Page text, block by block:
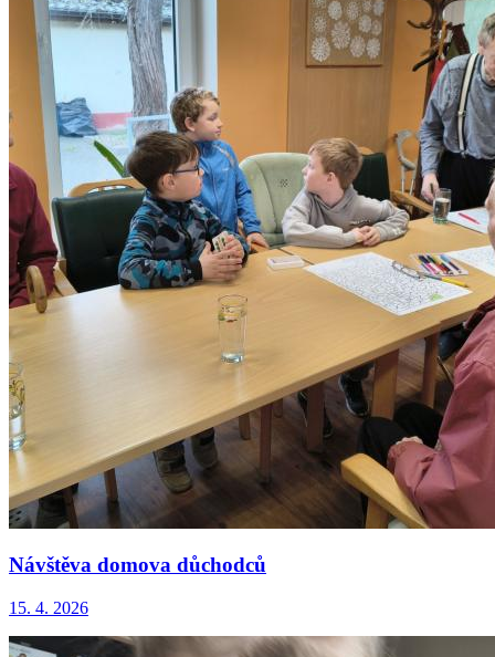
Návštěva domova důchodců
15. 4. 2026